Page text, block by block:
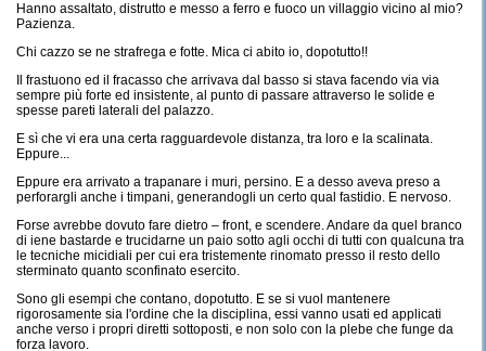
Hanno assaltato, distrutto e messo a ferro e fuoco un villaggio vicino al mio?
Pazienza.
Chi cazzo se ne strafrega e fotte. Mica ci abito io, dopotutto!!
Il frastuono ed il fracasso che arrivava dal basso si stava facendo via via
sempre più forte ed insistente, al punto di passare attraverso le solide e
spesse pareti laterali del palazzo.
E sì che vi era una certa ragguardevole distanza, tra loro e la scalinata.
Eppure...
Eppure era arrivato a trapanare i muri, persino. E a desso aveva preso a
perforargli anche i timpani, generandogli un certo qual fastidio. E nervoso.
Forse avrebbe dovuto fare dietro – front, e scendere. Andare da quel branco
di iene bastarde e trucidarne un paio sotto agli occhi di tutti con qualcuna tra
le tecniche micidiali per cui era tristemente rinomato presso il resto dello
sterminato quanto sconfinato esercito.
Sono gli esempi che contano, dopotutto. E se si vuol mantenere
rigorosamente sia l'ordine che la disciplina, essi vanno usati ed applicati
anche verso i propri diretti sottoposti, e non solo con la plebe che funge da
forza lavoro.